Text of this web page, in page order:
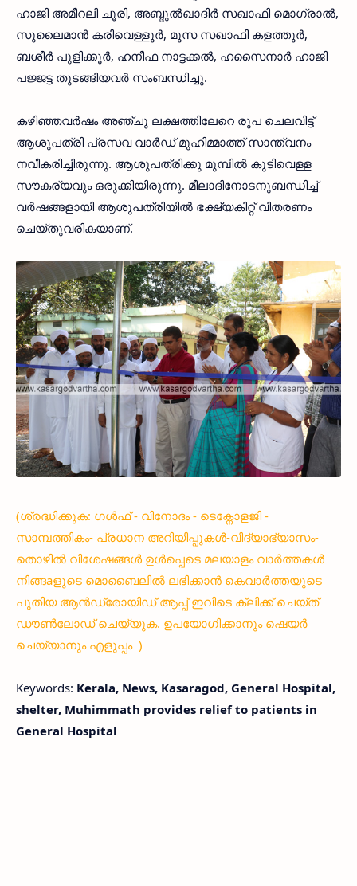
ഹാജി അമീറലി ചൂരി, അബ്ദുല്‍ഖാദിര്‍ സഖാഫി മൊഗ്രാല്‍,
സുലൈമാന്‍ കരിവെള്ളൂര്‍, മൂസ സഖാഫി കളത്തൂര്‍,
ബശീര്‍ പുളിക്കൂര്‍, ഹനീഫ നാട്ടക്കല്‍, ഹസൈനാര്‍ ഹാജി
പജ്ജട്ട തുടങ്ങിയവര്‍ സംബന്ധിച്ചു.
കഴിഞ്ഞവര്‍ഷം അഞ്ചു ലക്ഷത്തിലേറെ രൂപ ചെലവിട്ട്
ആശുപത്രി പ്രസവ വാര്‍ഡ് മുഹിമ്മാത്ത് സാന്ത്വനം
നവീകരിച്ചിരുന്നു. ആശുപത്രിക്കു മുമ്പില്‍ കുടിവെള്ള
സൗകര്യവും ഒരുക്കിയിരുന്നു. മീലാദിനോടനുബന്ധിച്ച്
വര്‍ഷങ്ങളായി ആശുപത്രിയില്‍ ഭക്ഷ്യകിറ്റ് വിതരണം
ചെയ്തുവരികയാണ്.
(ശ്രദ്ധിക്കുക: ഗൾഫ് - വിനോദം - ടെക്നോളജി -
സാമ്പത്തികം- പ്രധാന അറിയിപ്പുകൾ-വിദ്യാഭ്യാസം-
തൊഴിൽ വിശേഷങ്ങൾ ഉൾപ്പെടെ മലയാളം വാർത്തകൾ
നിങ്ങaളുടെ മൊബൈലിൽ ലഭിക്കാൻ കെവാർത്തയുടെ
പുതിയ ആൻഡ്രോയിഡ് ആപ്പ് ഇവിടെ ക്ലിക്ക് ചെയ്ത്
ഡൗൺലോഡ് ചെയ്യുക. ഉപയോഗിക്കാനും ഷെയർ
ചെയ്യാനും എളുപ്പം )
Keywords: Kerala, News, Kasaragod, General Hospital,
shelter, Muhimmath provides relief to patients in
General Hospital